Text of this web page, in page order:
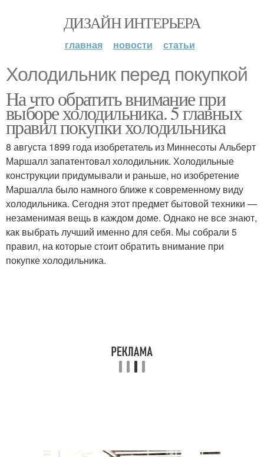
ДИЗАЙН ИНТЕРЬЕРА
главная новости статьи
Холодильник перед покупкой
На что обратить внимание при
выборе холодильника. 5 главных
правил покупки холодильника
8 августа 1899 года изобретатель из Миннесоты Альберт
Маршалл запатентовал холодильник. Холодильные
конструкции придумывали и раньше, но изобретение
Маршалла было намного ближе к современному виду
холодильника. Сегодня этот предмет бытовой техники —
незаменимая вещь в каждом доме. Однако не все знают,
как выбрать лучший именно для себя. Мы собрали 5
правил, на которые стоит обратить внимание при
покупке холодильника.